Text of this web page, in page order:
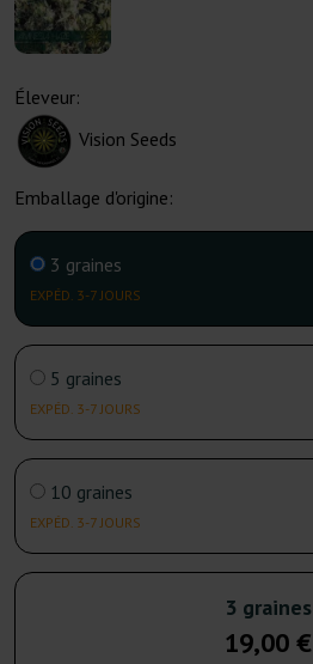
Éleveur:
Vision Seeds
Emballage d'origine:
3 graines
EXPÉD. 3-7 JOURS
5 graines
EXPÉD. 3-7 JOURS
10 graines
EXPÉD. 3-7 JOURS
3 graines
19,00 €